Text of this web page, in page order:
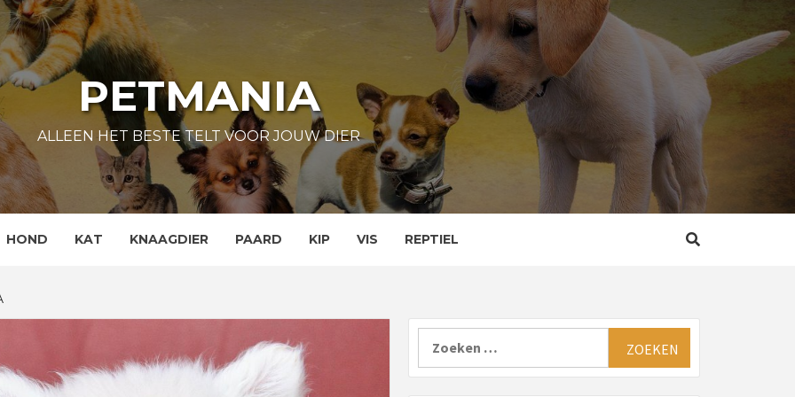
PETMANIA
ALLEEN HET BESTE TELT VOOR JOUW DIER
HOND KAT KNAAGDIER PAARD KIP VIS REPTIEL